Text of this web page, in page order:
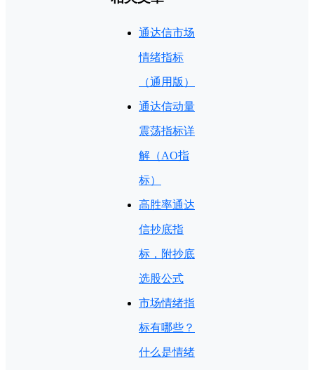
通达信市场
情绪指标
（通用版）
通达信动量
震荡指标详
解（AO指
标）
高胜率通达
信抄底指
标，附抄底
选股公式
市场情绪指
标有哪些？
什么是情绪